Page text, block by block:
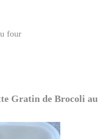
four
Gratin de Brocoli au